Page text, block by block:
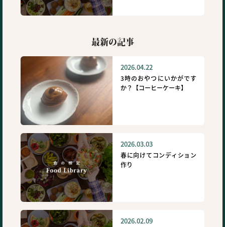
最新の記事
2026.04.22
3時のおやつにいかがです
か？【コーヒーケーキ】
2026.03.03
春に向けてコンディション
作り
2026.02.09